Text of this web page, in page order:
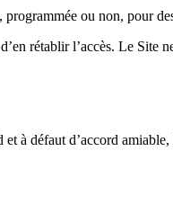
ou non, pour
rétablir l’accès. Le
à défaut d’accord